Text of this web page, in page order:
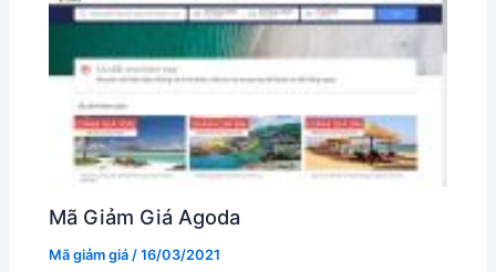
Mã Giảm Giá Agoda
Mã giảm giá /16/03/2021